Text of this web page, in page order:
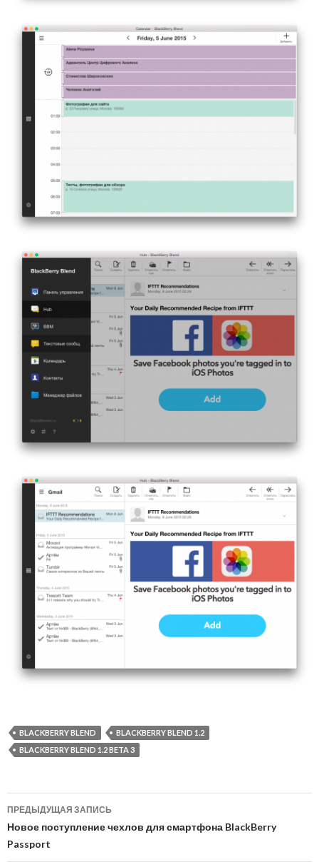
BLACKBERRY BLEND
BLACKBERRY BLEND 1.2
BLACKBERRY BLEND 1.2 BETA 3
Навигация
по
записям
ПРЕДЫДУЩАЯ ЗАПИСЬ
Новое поступление чехлов для смартфона BlackBerry
Passport